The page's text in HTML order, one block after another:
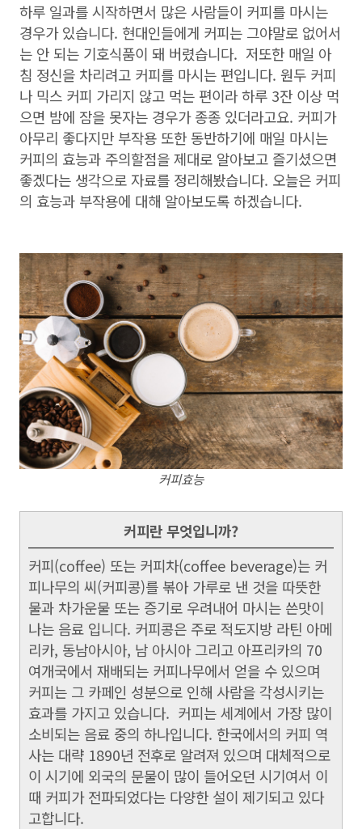
하루 일과를 시작하면서 많은 사람들이 커피를 마시는
경우가 있습니다. 현대인들에게 커피는 그야말로 없어서
는 안 되는 기호식품이 돼 버렸습니다. 저또한 매일 아
침 정신을 차리려고 커피를 마시는 편입니다. 원두 커피
나 믹스 커피 가리지 않고 먹는 편이라 하루 3잔 이상 먹
으면 밤에 잠을 못자는 경우가 종종 있더라고요. 커피가
아무리 좋다지만 부작용 또한 동반하기에 매일 마시는
커피의 효능과 주의할점을 제대로 알아보고 즐기셨으면
좋겠다는 생각으로 자료를 정리해봤습니다. 오늘은 커피
의 효능과 부작용에 대해 알아보도록 하겠습니다.
커피효능
커피란 무엇입니까?
커피(coffee) 또는 커피차(coffee beverage)는 커
피나무의 씨(커피콩)를 볶아 가루로 낸 것을 따뜻한
물과 차가운물 또는 증기로 우려내어 마시는 쓴맛이
나는 음료 입니다. 커피콩은 주로 적도지방 라틴 아메
리카, 동남아시아, 남 아시아 그리고 아프리카의 70
여개국에서 재배되는 커피나무에서 얻을 수 있으며
커피는 그 카페인 성분으로 인해 사람을 각성시키는
효과를 가지고 있습니다. 커피는 세계에서 가장 많이
소비되는 음료 중의 하나입니다. 한국에서의 커피 역
사는 대략 1890년 전후로 알려져 있으며 대체적으로
이 시기에 외국의 문물이 많이 들어오던 시기여서 이
때 커피가 전파되었다는 다양한 설이 제기되고 있다
고합니다.